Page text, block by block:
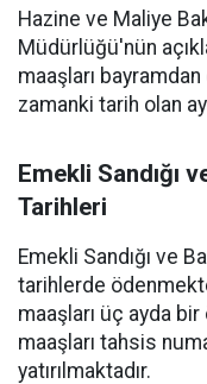
Hazine ve Maliye
Müdürlüğü'nün
maaşları
zamanki tarih olan
Emekli Sandığı
Tarihleri
Emekli Sandığı ve
tarihlerde
maaşları üç ayda
maaşları tahsis
yatırılmaktadır.